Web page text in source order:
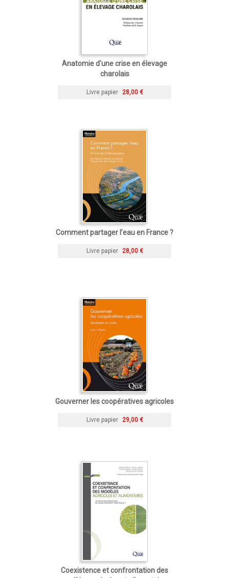
Anatomie d'une crise en élevage
charolais
Livre papier 28,00 €
Comment partager l’eau en France ?
Livre papier 28,00 €
Gouverner les coopératives agricoles
Livre papier 29,00 €
Coexistence et confrontation des